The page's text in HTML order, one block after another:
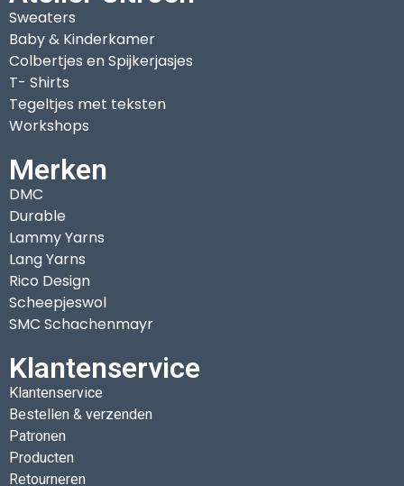
Sweaters
Baby & Kinderkamer
Colbertjes en Spijkerjasjes
T- Shirts
Tegeltjes met teksten
Workshops
Merken
DMC
Durable
Lammy Yarns
Lang Yarns
Rico Design
Scheepjeswol
SMC Schachenmayr
Klantenservice
Klantenservice
Bestellen & verzenden
Patronen
Producten
Retourneren